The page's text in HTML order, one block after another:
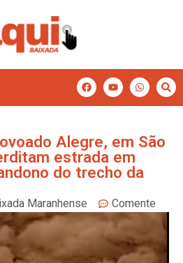
Alegre, em São
estrada em
do trecho da
Maranhense Comente